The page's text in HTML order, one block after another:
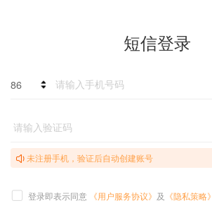
短信登录
86
未注册手机，验证后自动创建账号
登录即表示同意 《用户服务协议》 及 《隐私策略》